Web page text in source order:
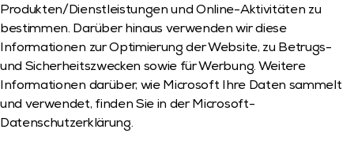
Produkten/Dienstleistungen und Online-Aktivitäten zu
bestimmen. Darüber hinaus verwenden wir diese
Informationen zur Optimierung der Website, zu Betrugs-
und Sicherheitszwecken sowie für Werbung. Weitere
Informationen darüber, wie Microsoft Ihre Daten sammelt
und verwendet, finden Sie in der Microsoft-
Datenschutzerklärung.